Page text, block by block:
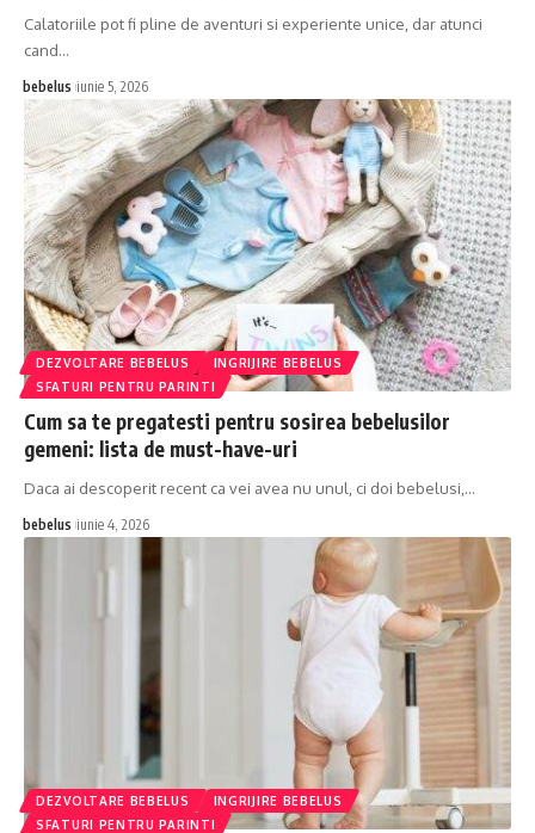
Calatoriile pot fi pline de aventuri si experiente unice, dar atunci
cand…
bebelus iunie 5, 2026
DEZVOLTARE BEBELUS
INGRIJIRE BEBELUS
SFATURI PENTRU PARINTI
Cum sa te pregatesti pentru sosirea bebelusilor
gemeni: lista de must-have-uri
Daca ai descoperit recent ca vei avea nu unul, ci doi bebelusi,…
bebelus iunie 4, 2026
DEZVOLTARE BEBELUS
INGRIJIRE BEBELUS
SFATURI PENTRU PARINTI